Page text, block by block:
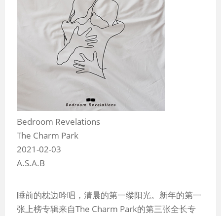
Bedroom Revelations
The Charm Park
2021-02-03
A.S.A.B
睡前的枕边吟唱，清晨的第一缕阳光。新年的第一
张上榜专辑来自The Charm Park的第三张全长专